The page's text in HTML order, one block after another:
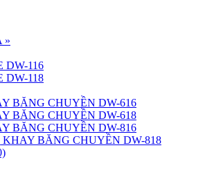
»
DW-116
DW-118
BĂNG CHUYỀN DW-616
BĂNG CHUYỀN DW-618
BĂNG CHUYỀN DW-816
BĂNG CHUYỀN DW-818